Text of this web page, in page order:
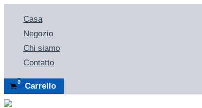
contenuto
Casa
Negozio
Chi siamo
Contatto
Carrello